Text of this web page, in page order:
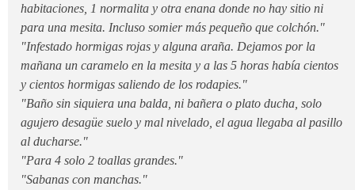
habitaciones, 1 normalita y otra enana donde no hay sitio ni
para una mesita. Incluso somier más pequeño que colchón."
"Infestado hormigas rojas y alguna araña. Dejamos por la
mañana un caramelo en la mesita y a las 5 horas había cientos
y cientos hormigas saliendo de los rodapies."
"Baño sin siquiera una balda, ni bañera o plato ducha, solo
agujero desagüe suelo y mal nivelado, el agua llegaba al pasillo
al ducharse."
"Para 4 solo 2 toallas grandes."
"Sabanas con manchas."